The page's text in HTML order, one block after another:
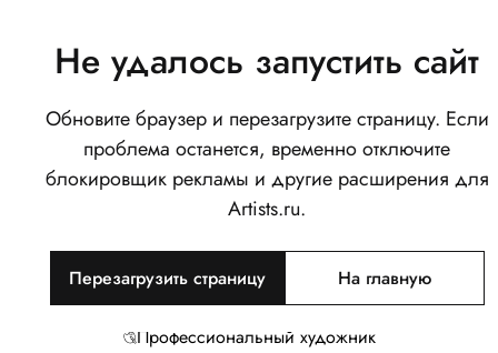
Не удалось запустить сайт
Обновите браузер и перезагрузите страницу. Если
проблема останется, временно отключите
блокировщик рекламы и другие расширения для
Artists.ru.
Перезагрузить страницу На главную
Профессиональный художник